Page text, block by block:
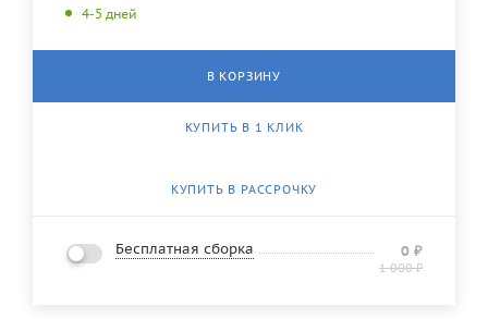
4-5 дней
В КОРЗИНУ
КУПИТЬ В 1 КЛИК
КУПИТЬ В РАССРОЧКУ
Бесплатная сборка 0 ₽
1 000₽